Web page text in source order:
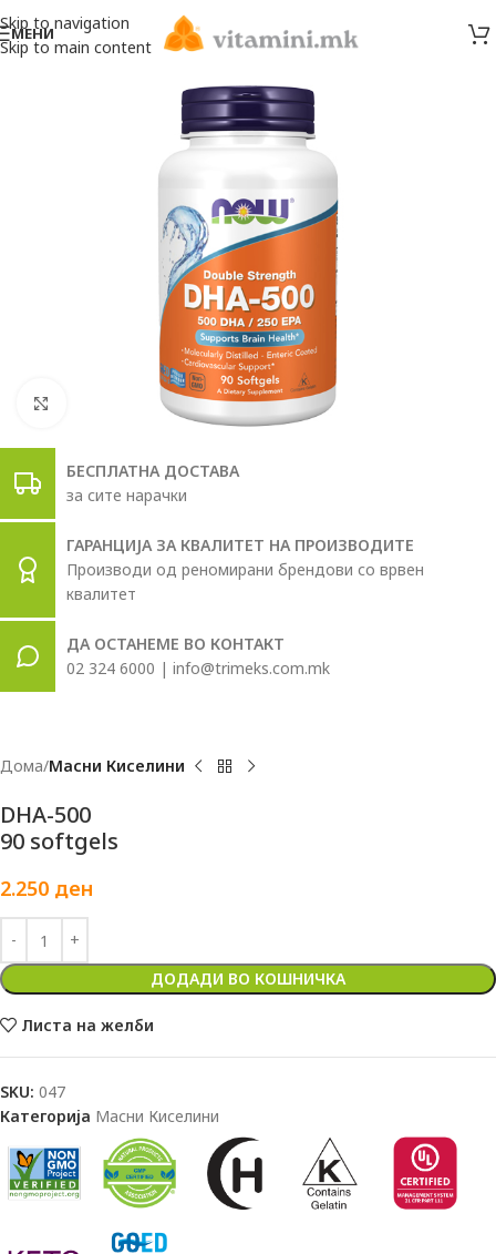
Skip to navigation
Skip to main content
МЕНИ
Click to enlarge
БЕСПЛАТНА ДОСТАВА
за сите нарачки
ГАРАНЦИЈА ЗА КВАЛИТЕТ НА ПРОИЗВОДИТЕ
Производи од реномирани брендови со врвен
квалитет
ДА ОСТАНЕМЕ ВО КОНТАКТ
02 324 6000 | info@trimeks.com.mk
Дома Масни Киселини
DHA-500
90 softgels
2.250 ден
ДОДАДИ ВО КОШНИЧКА
Листа на желби
SKU: 047
Категорија Масни Киселини